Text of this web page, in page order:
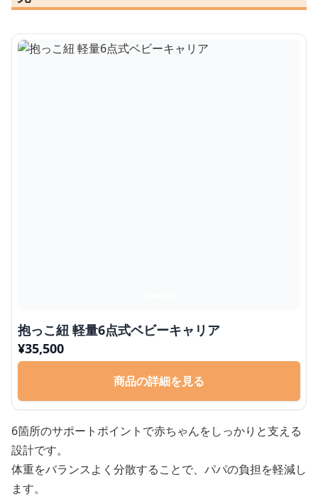
抱っこ紐 軽量6点式ベビーキャリア
¥35,500
商品の詳細を見る
6箇所のサポートポイントで赤ちゃんをしっかりと支える
設計です。
体重をバランスよく分散することで、パパの負担を軽減し
ます。